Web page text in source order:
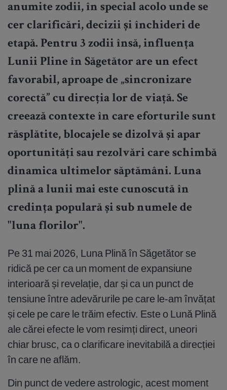
anumite zodii, în special acolo unde se
cer clarificări, decizii și închideri de
etapă. Pentru 3 zodii însă, influența
Lunii Pline în Săgetător are un efect
favorabil, aproape de „sincronizare
corectă” cu direcția lor de viață. Se
creează contexte în care eforturile sunt
răsplătite, blocajele se dizolvă și apar
oportunități sau rezolvări care schimbă
dinamica ultimelor săptămâni. Luna
plină a lunii mai este cunoscută în
credința populară și sub numele de
"luna florilor".
Pe 31 mai 2026, Luna Plină în Săgetător se
ridică pe cer ca un moment de expansiune
interioară și revelație, dar și ca un punct de
tensiune între adevărurile pe care le-am învățat
și cele pe care le trăim efectiv. Este o Lună Plină
ale cărei efecte le vom resimți direct, uneori
chiar brusc, ca o clarificare inevitabilă a direcției
în care ne aflăm.
Din punct de vedere astrologic, acest moment